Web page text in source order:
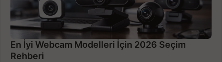
En İyi Webcam Modelleri İçin 2026 Seçim
Rehberi